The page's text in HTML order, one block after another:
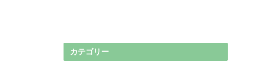
カテゴリー